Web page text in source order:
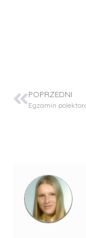
POPRZEDNI